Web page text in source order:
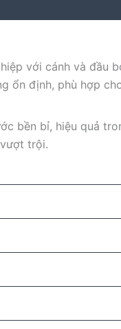
với cánh và đầu
ổn định, phù hợp
bền bỉ, hiệu quả
trội.